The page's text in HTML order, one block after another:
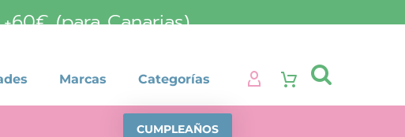
+60€ (para Canarias)
Marcas Categorías 
CUMPLEAÑOS